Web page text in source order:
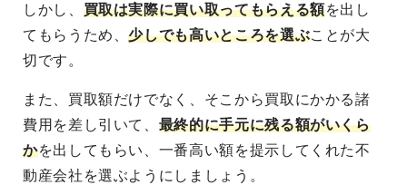
しかし、 買取は実際に買い取ってもらえる額を出し
てもらうため、少しでも高いところを選ぶことが大
切です。
また、買取額だけでなく、そこから買取にかかる諸
費用を差し引いて、 最終的に手元に残る額がいくら
かを出してもらい、一番高い額を提示してくれた不
動産会社を選ぶようにしましょう。